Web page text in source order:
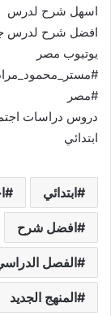
اسهل شرح لدرس
افضل شرح لدرس
يوتيوب مصر
#مصر
دروس دراسات
ابتدائي
ابتدائي
افضل شرح
الفصل
المنهج الجديد